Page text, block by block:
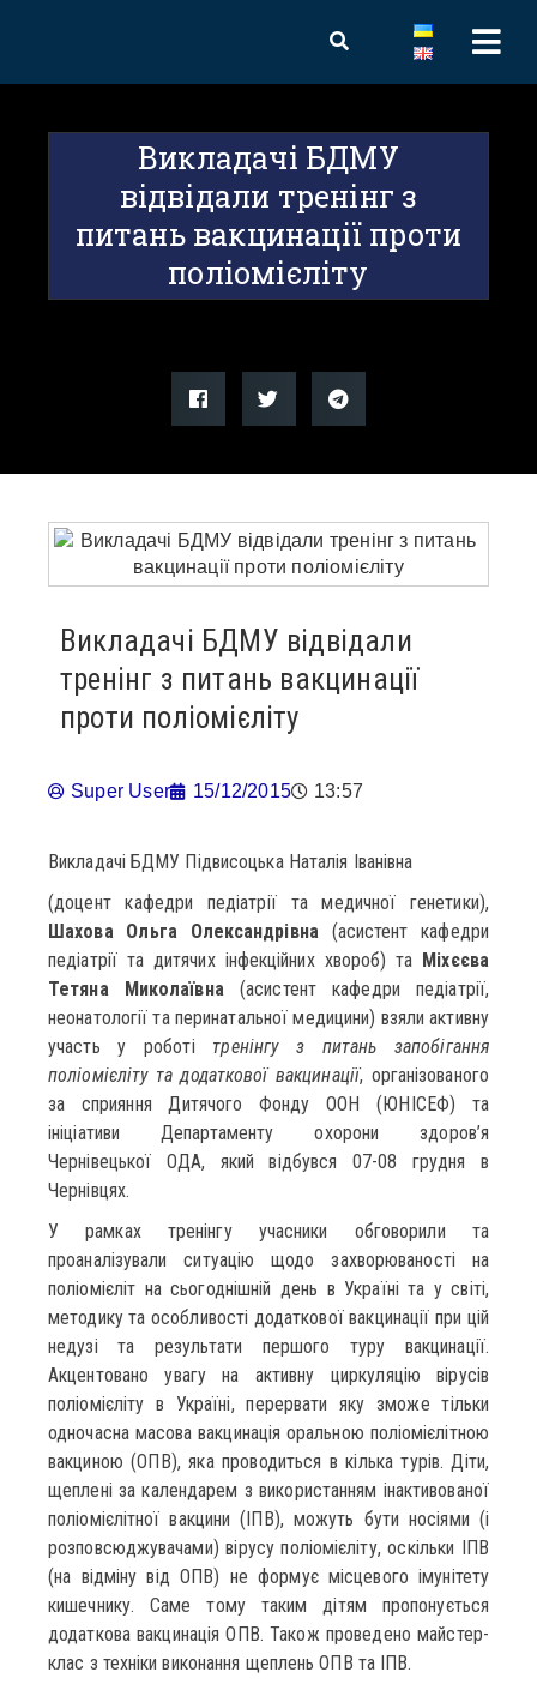
Викладачі БДМУ
відвідали тренінг з
питань вакцинації проти
поліомієліту
Викладачі БДМУ відвідали
тренінг з питань вакцинації
проти поліомієліту
Super User 15/12/2015 13:57
Викладачі БДМУ Підвисоцька Наталія Іванівна
(доцент кафедри педіатрії та медичної генетики),
Шахова Ольга Олександрівна(асистент кафедри
педіатрії та дитячих інфекційних хвороб) та Міхєєва
Тетяна Миколаївна(асистент кафедри педіатрії,
неонатології та перинатальної медицини) взяли активну
участь у роботі тренінгу з питань запобігання
поліомієліту та додаткової вакцинації, організованого
за сприяння Дитячого Фонду ООН (ЮНІСЕФ) та
ініціативи Департаменту охорони здоров’я
Чернівецької ОДА, який відбувся 07-08 грудня в
Чернівцях.
У рамках тренінгу учасники обговорили та
проаналізували ситуацію щодо захворюваності на
поліомієліт на сьогоднішній день в Україні та у світі,
методику та особливості додаткової вакцинації при цій
недузі та результати першого туру вакцинації.
Акцентовано увагу на активну циркуляцію вірусів
поліомієліту в Україні, перервати яку зможе тільки
одночасна масова вакцинація оральною поліомієлітною
вакциною (ОПВ), яка проводиться в кілька турів. Діти,
щеплені за календарем з використанням інактивованої
поліомієлітної вакцини (ІПВ), можуть бути носіями (і
розповсюджувачами) вірусу поліомієліту, оскільки ІПВ
(на відміну від ОПВ) не формує місцевого імунітету
кишечнику. Саме тому таким дітям пропонується
додаткова вакцинація ОПВ. Також проведено майстер-
клас з техніки виконання щеплень ОПВ та ІПВ.